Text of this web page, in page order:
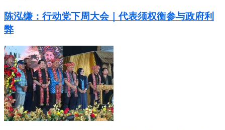
陈泓缣：行动党下周大会｜代表须权衡参与政府利
弊